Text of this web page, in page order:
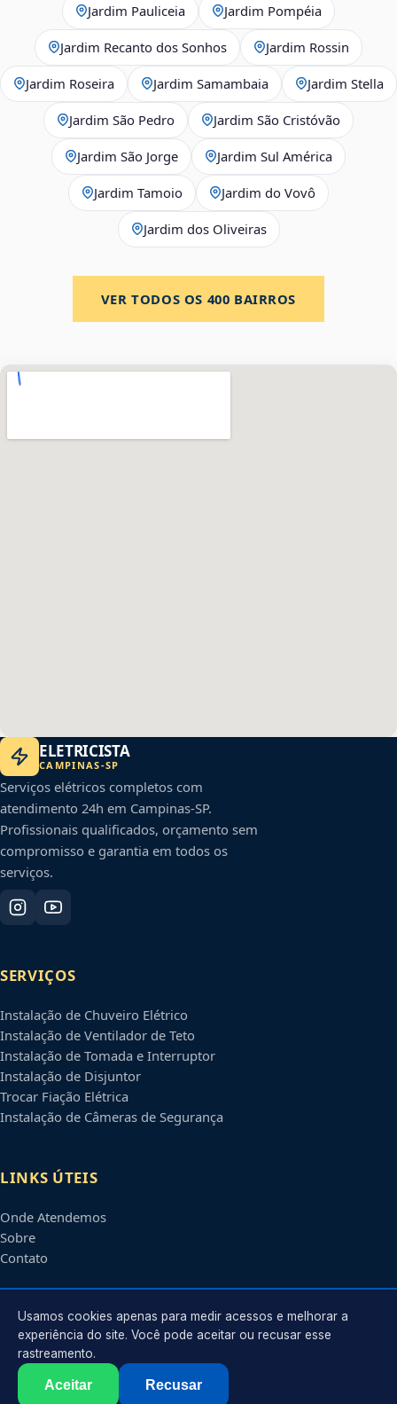
Jardim Pauliceia Jardim Pompéia
Jardim Recanto dos Sonhos Jardim Rossin
Jardim Roseira Jardim Samambaia Jardim Stella
Jardim São Pedro Jardim São Cristóvão
Jardim São Jorge Jardim Sul América
Jardim Tamoio Jardim do Vovô
Jardim dos Oliveiras
VER TODOS OS 400 BAIRROS
ELETRICISTA
CAMPINAS-SP
Serviços elétricos completos com
atendimento 24h em Campinas-SP.
Profissionais qualificados, orçamento sem
compromisso e garantia em todos os
serviços.
SERVIÇOS
Instalação de Chuveiro Elétrico
Instalação de Ventilador de Teto
Instalação de Tomada e Interruptor
Instalação de Disjuntor
Trocar Fiação Elétrica
Instalação de Câmeras de Segurança
LINKS ÚTEIS
Onde Atendemos
Sobre
Contato
CONTATO
Atendimento em
contato@eletricistascampinas.com.br
2026 Campinas . Todos os direitos reservados.
Usamos cookies apenas para medir acessos e melhorar a
experiência do site. Você pode aceitar ou recusar esse
rastreamento.
Aceitar Recusar